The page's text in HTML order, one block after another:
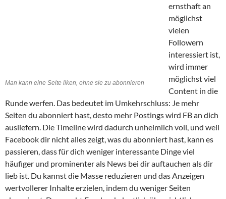
Man kann eine Seite liken, ohne sie zu abonnieren
ernsthaft an
möglichst
vielen
Followern
interessiert ist,
wird immer
möglichst viel
Content in die
Runde werfen. Das bedeutet im Umkehrschluss: Je mehr
Seiten du abonniert hast, desto mehr Postings wird FB an dich
ausliefern. Die Timeline wird dadurch unheimlich voll, und weil
Facebook dir nicht alles zeigt, was du abonniert hast, kann es
passieren, dass für dich weniger interessante Dinge viel
häufiger und prominenter als News bei dir auftauchen als dir
lieb ist. Du kannst die Masse reduzieren und das Anzeigen
wertvollerer Inhalte erzielen, indem du weniger Seiten